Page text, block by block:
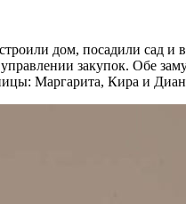
дом, посадили сад и
закупок. Обе
Маргарита, Кира и